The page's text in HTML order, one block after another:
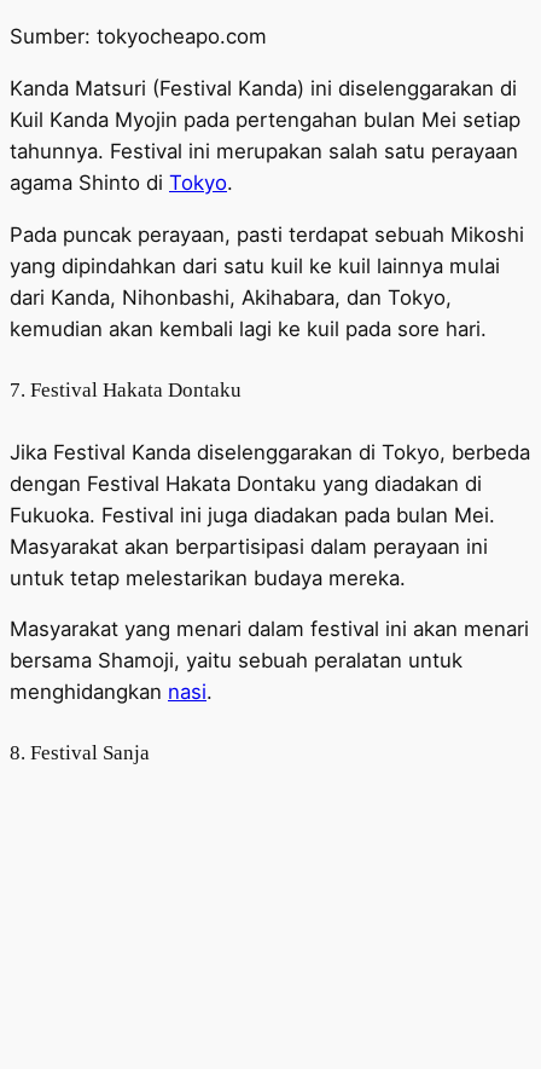
Sumber: tokyocheapo.com
Kanda Matsuri (Festival Kanda) ini diselenggarakan di
Kuil Kanda Myojin pada pertengahan bulan Mei setiap
tahunnya. Festival ini merupakan salah satu perayaan
agama Shinto di Tokyo.
Pada puncak perayaan, pasti terdapat sebuah Mikoshi
yang dipindahkan dari satu kuil ke kuil lainnya mulai
dari Kanda, Nihonbashi, Akihabara, dan Tokyo,
kemudian akan kembali lagi ke kuil pada sore hari.
7. Festival Hakata Dontaku
Jika Festival Kanda diselenggarakan di Tokyo, berbeda
dengan Festival Hakata Dontaku yang diadakan di
Fukuoka. Festival ini juga diadakan pada bulan Mei.
Masyarakat akan berpartisipasi dalam perayaan ini
untuk tetap melestarikan budaya mereka.
Masyarakat yang menari dalam festival ini akan menari
bersama Shamoji, yaitu sebuah peralatan untuk
menghidangkan nasi.
8. Festival Sanja